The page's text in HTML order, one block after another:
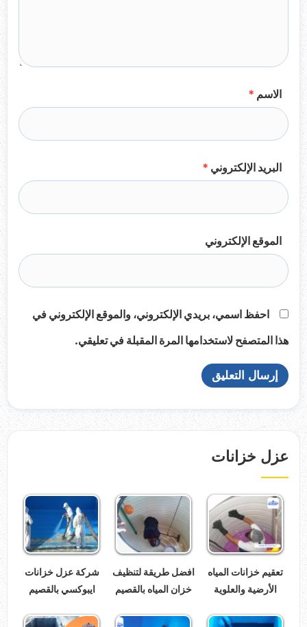
الاسم *
البريد الإلكتروني *
الموقع الإلكتروني
احفظ اسمي، بريدي الإلكتروني، والموقع الإلكتروني في
هذا المتصفح لاستخدامها المرة المقبلة في تعليقي.
عزل خزانات
تعقيم خزانات المياه
الأرضية والعلوية
افضل طريقة لتنظيف
خزان المياه بالقصيم
شركة عزل خزانات
ايبوكسي بالقصيم